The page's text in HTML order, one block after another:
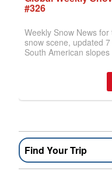
Find Your Trip